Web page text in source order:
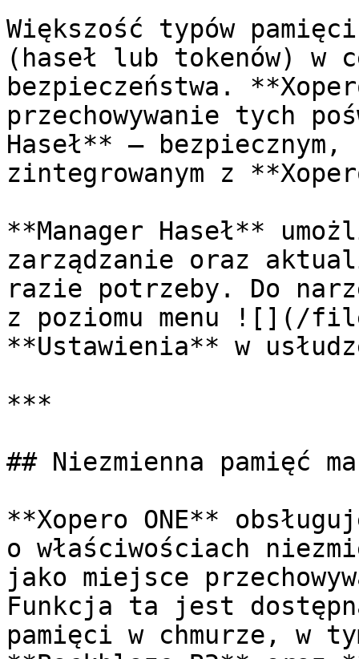
Większość typów pamięci
(haseł lub tokenów) w
bezpieczeństwa.
przechowywanie tych
Haseł** — bezpiecznym,
zintegrowanym z
**Manager Haseł**
zarządzanie oraz
razie potrzeby. Do
z poziomu menu ![](/
**Ustawienia** w
***
## Niezmienna pamięć
**Xopero ONE**
o właściwościach
jako miejsce
Funkcja ta jest
pamięci w chmurze, w